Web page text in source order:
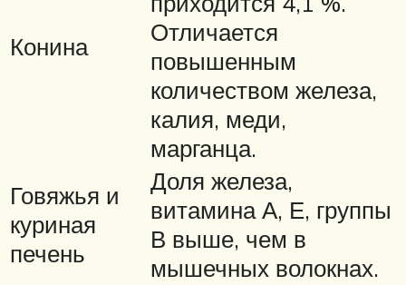
Конина
Отличается
повышенным
количеством железа,
калия, меди,
марганца.
Говяжья и
куриная
печень
Доля железа,
витамина А, Е, группы
В выше, чем в
мышечных волокнах.